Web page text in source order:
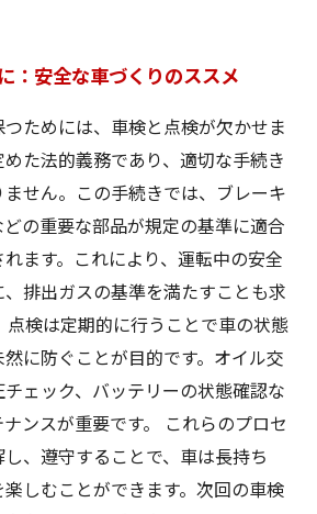
：安全な車づくりのススメ
ためには、車検と点検が欠かせま
た法的義務であり、適切な手続き
せん。この手続きでは、ブレーキ
の重要な部品が規定の基準に適合
ます。これにより、運転中の安全
排出ガスの基準を満たすことも求
点検は定期的に行うことで車の状態
に防ぐことが目的です。オイル交
ェック、バッテリーの状態確認な
ンスが重要です。 これらのプロセ
、遵守することで、車は長持ち
しむことができます。次回の車検